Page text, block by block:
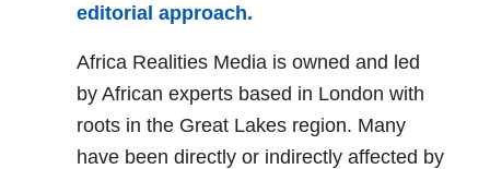
editorial approach.
Africa Realities Media is owned and led
by African experts based in London with
roots in the Great Lakes region. Many
have been directly or indirectly affected by